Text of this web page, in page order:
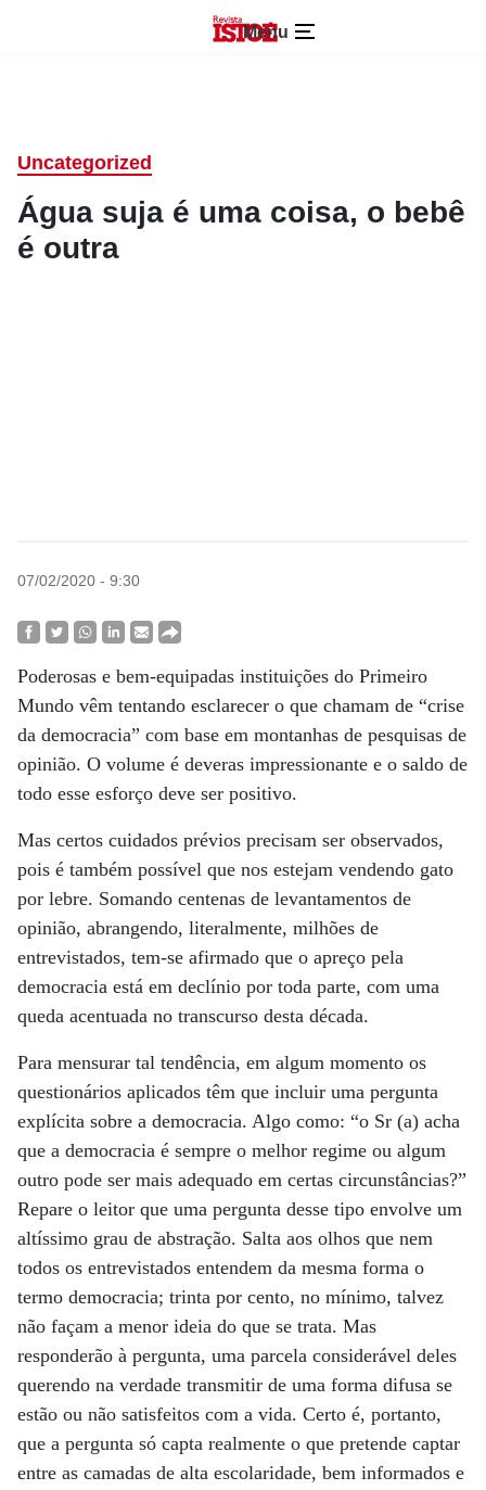
Menu
Uncategorized
Água suja é uma coisa, o bebê
é outra
07/02/2020 - 9:30
Poderosas e bem-equipadas instituições do Primeiro
Mundo vêm tentando esclarecer o que chamam de “crise
da democracia” com base em montanhas de pesquisas de
opinião. O volume é deveras impressionante e o saldo de
todo esse esforço deve ser positivo.
Mas certos cuidados prévios precisam ser observados,
pois é também possível que nos estejam vendendo gato
por lebre. Somando centenas de levantamentos de
opinião, abrangendo, literalmente, milhões de
entrevistados, tem-se afirmado que o apreço pela
democracia está em declínio por toda parte, com uma
queda acentuada no transcurso desta década.
Para mensurar tal tendência, em algum momento os
questionários aplicados têm que incluir uma pergunta
explícita sobre a democracia. Algo como: “o Sr (a) acha
que a democracia é sempre o melhor regime ou algum
outro pode ser mais adequado em certas circunstâncias?”
Repare o leitor que uma pergunta desse tipo envolve um
altíssimo grau de abstração. Salta aos olhos que nem
todos os entrevistados entendem da mesma forma o
termo democracia; trinta por cento, no mínimo, talvez
não façam a menor ideia do que se trata. Mas
responderão à pergunta, uma parcela considerável deles
querendo na verdade transmitir de uma forma difusa se
estão ou não satisfeitos com a vida. Certo é, portanto,
que a pergunta só capta realmente o que pretende captar
entre as camadas de alta escolaridade, bem informados e